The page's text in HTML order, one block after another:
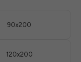
90x200
120x200